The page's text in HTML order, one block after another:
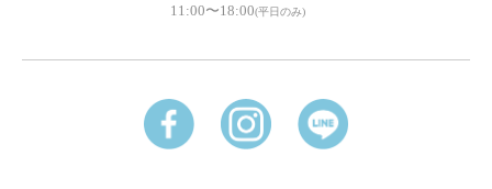
11:00〜18:00(平日のみ)